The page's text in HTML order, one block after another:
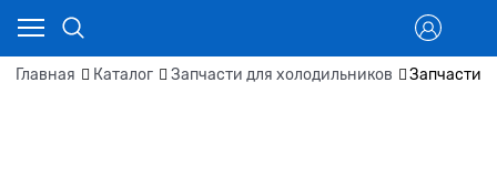
Главная Каталог Запчасти для холодильников Запчасти